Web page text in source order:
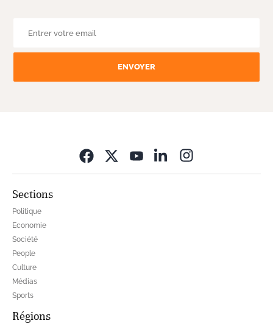
ENVOYER
Sections
Politique
Economie
Société
People
Culture
Médias
Sports
Régions